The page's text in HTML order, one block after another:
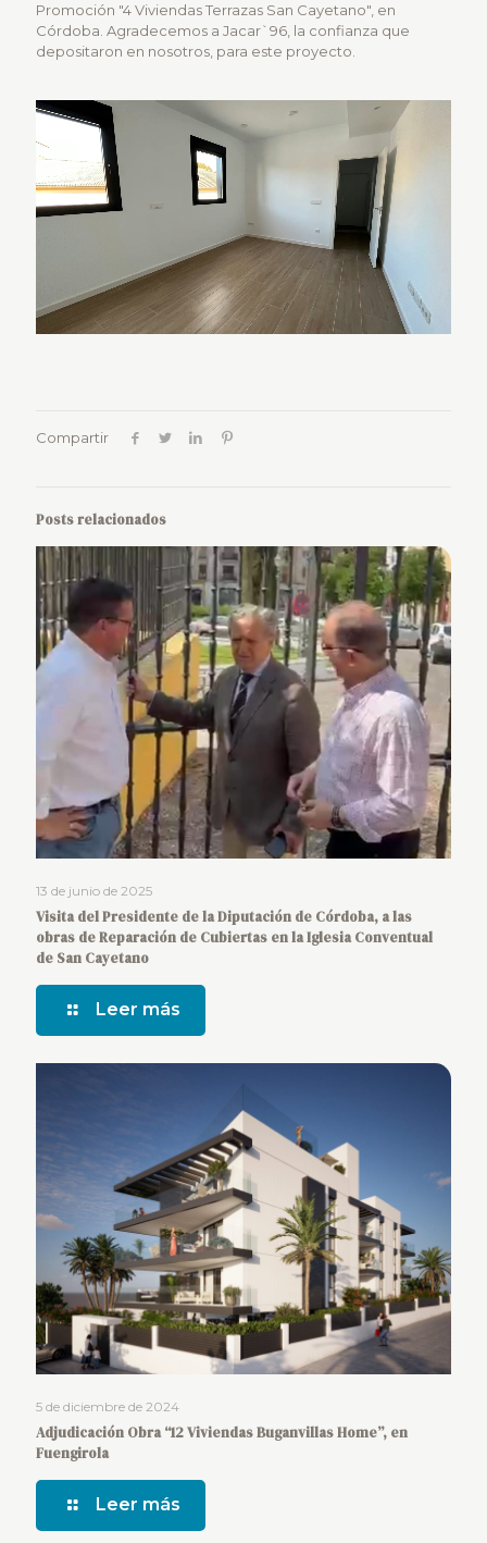
Promoción "4 Viviendas Terrazas San Cayetano", en
Córdoba. Agradecemos a Jacar`96, la confianza que
depositaron en nosotros, para este proyecto.
Compartir
Posts relacionados
13 de junio de 2025
Visita del Presidente de la Diputación de Córdoba, a las
obras de Reparación de Cubiertas en la Iglesia Conventual
de San Cayetano
Leer más
5 de diciembre de 2024
Adjudicación Obra “12 Viviendas Buganvillas Home”, en
Fuengirola
Leer más